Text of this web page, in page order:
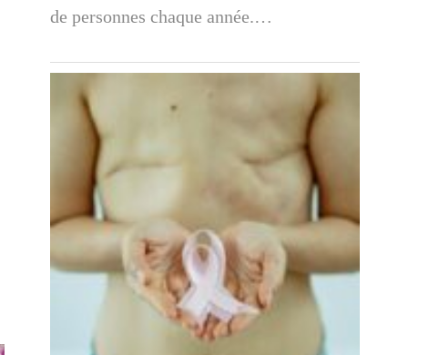
de personnes chaque année.…